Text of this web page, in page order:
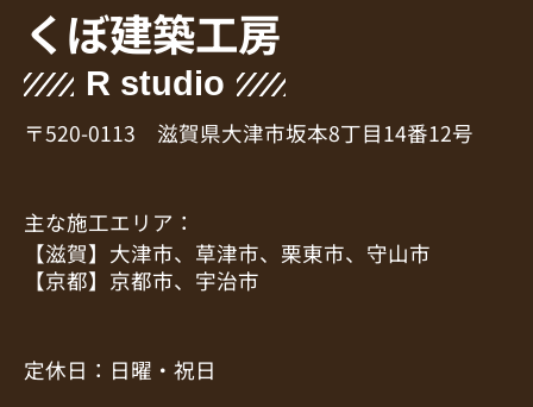
くぼ建築工房
R studio
〒520-0113 滋賀県大津市坂本8丁目14番12号
主な施工エリア：
【滋賀】大津市、草津市、栗東市、守山市
【京都】京都市、宇治市
定休日：日曜・祝日